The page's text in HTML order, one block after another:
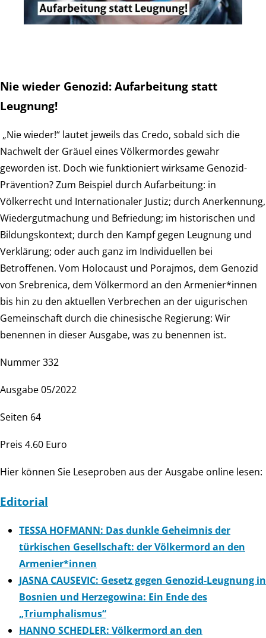
Nie wieder Genozid: Aufarbeitung statt
Leugnung!
„Nie wieder!“ lautet jeweils das Credo, sobald sich die
Nachwelt der Gräuel eines Völkermordes gewahr
geworden ist. Doch wie funktioniert wirksame Genozid-
Prävention? Zum Beispiel durch Aufarbeitung: in
Völkerrecht und Internationaler Justiz; durch Anerkennung,
Wiedergutmachung und Befriedung; im historischen und
Bildungskontext; durch den Kampf gegen Leugnung und
Verklärung; oder auch ganz im Individuellen bei
Betroffenen. Vom Holocaust und Porajmos, dem Genozid
von Srebrenica, dem Völkermord an den Armenier*innen
bis hin zu den aktuellen Verbrechen an der uigurischen
Gemeinschaft durch die chinesische Regierung: Wir
benennen in dieser Ausgabe, was zu benennen ist.
Nummer 332
Ausgabe 05/2022
Seiten 64
Preis 4.60 Euro
Hier können Sie Leseproben aus der Ausgabe online lesen:
Editorial
TESSA HOFMANN: Das dunkle Geheimnis der
türkischen Gesellschaft: der Völkermord an den
Armenier*innen
JASNA CAUSEVIC: Gesetz gegen Genozid-Leugnung in
Bosnien und Herzegowina: Ein Ende des
„Triumphalismus“
HANNO SCHEDLER: Völkermord an den